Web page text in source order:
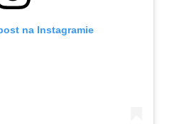
na Instagramie